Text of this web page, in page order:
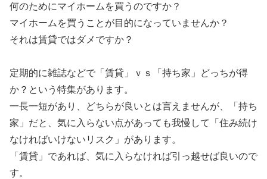
何のためにマイホームを買うのですか？
マイホームを買うことが目的になっていませんか？
それは賃貸ではダメですか？
定期的に雑誌などで「賃貸」ｖｓ「持ち家」どっちが得
か？ という特集があります。
一長一短があり、どちらが良いとは言えませんが、「持ち
家」 だと、気に入らない点があっても我慢して「 住み続け
なければいけないリスク」があります。
「賃貸」であれば、気に入らなければ引っ越せば良いので
す。